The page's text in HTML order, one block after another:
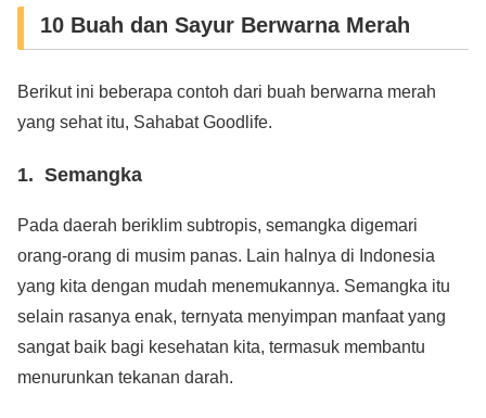
10 Buah dan Sayur Berwarna Merah
Berikut ini beberapa contoh dari buah berwarna merah
yang sehat itu, Sahabat Goodlife.
1. Semangka
Pada daerah beriklim subtropis, semangka digemari
orang-orang di musim panas. Lain halnya di Indonesia
yang kita dengan mudah menemukannya. Semangka itu
selain rasanya enak, ternyata menyimpan manfaat yang
sangat baik bagi kesehatan kita, termasuk membantu
menurunkan tekanan darah.